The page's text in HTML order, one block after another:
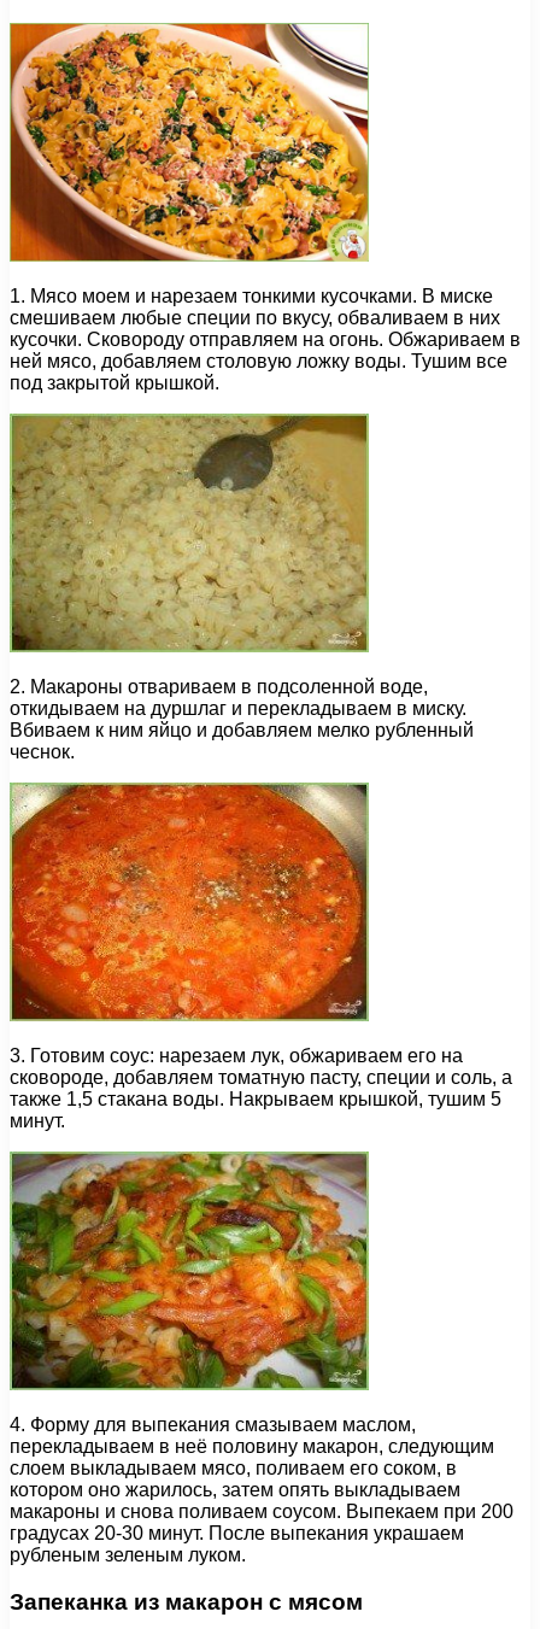
1. Мясо моем и нарезаем тонкими кусочками. В миске
смешиваем любые специи по вкусу, обваливаем в них
кусочки. Сковороду отправляем на огонь. Обжариваем в
ней мясо, добавляем столовую ложку воды. Тушим все
под закрытой крышкой.
2. Макароны отвариваем в подсоленной воде,
откидываем на дуршлаг и перекладываем в миску.
Вбиваем к ним яйцо и добавляем мелко рубленный
чеснок.
3. Готовим соус: нарезаем лук, обжариваем его на
сковороде, добавляем томатную пасту, специи и соль, а
также 1,5 стакана воды. Накрываем крышкой, тушим 5
минут.
4. Форму для выпекания смазываем маслом,
перекладываем в неё половину макарон, следующим
слоем выкладываем мясо, поливаем его соком, в
котором оно жарилось, затем опять выкладываем
макароны и снова поливаем соусом. Выпекаем при 200
градусах 20-30 минут. После выпекания украшаем
рубленым зеленым луком.
Запеканка из макарон с мясом